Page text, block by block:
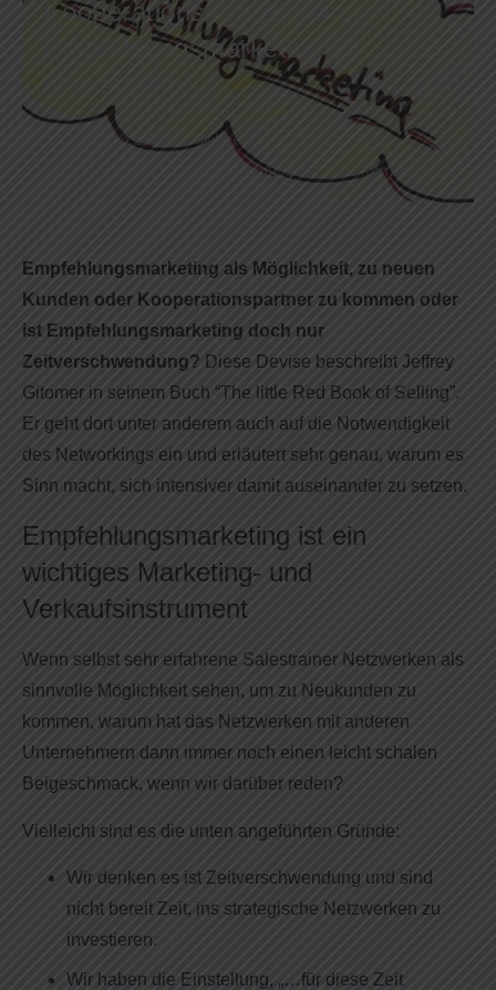
Kooperationspartner durch
Empfehlungsmarketing
gewinnen
Februar 4, 2019
Michael Knorr
Netzwerktipps & Beziehungspflege
Keine Kommentare
Empfehlungsmarketing als Möglichkeit, zu neuen
Kunden oder Kooperationspartner zu kommen oder
ist Empfehlungsmarketing doch nur
Zeitverschwendung? Diese Devise beschreibt Jeffrey
Gitomer in seinem Buch “The little Red Book of Selling”.
Er geht dort unter anderem auch auf die Notwendigkeit
des Networkings ein und erläutert sehr genau, warum es
Sinn macht, sich intensiver damit auseinander zu setzen.
Empfehlungsmarketing ist ein
wichtiges Marketing- und
Verkaufsinstrument
Wenn selbst sehr erfahrene Salestrainer Netzwerken als
sinnvolle Möglichkeit sehen, um zu Neukunden zu
kommen, warum hat das Netzwerken mit anderen
Unternehmern dann immer noch einen leicht schalen
Beigeschmack, wenn wir darüber reden?
Vielleicht sind es die unten angeführten Gründe:
Wir denken es ist Zeitverschwendung und sind
nicht bereit Zeit, ins strategische Netzwerken zu
investieren.
Wir haben die Einstellung, „…für diese Zeit